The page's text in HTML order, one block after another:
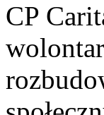
CP